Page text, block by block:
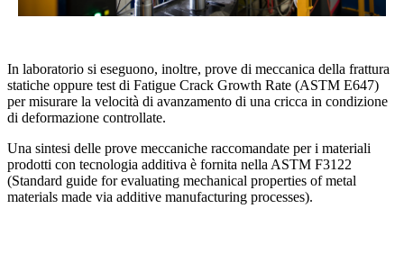
In laboratorio si eseguono, inoltre, prove di meccanica della frattura
statiche oppure test di Fatigue Crack Growth Rate (ASTM E647)
per misurare la velocità di avanzamento di una cricca in condizione
di deformazione controllate.
Una sintesi delle prove meccaniche raccomandate per i materiali
prodotti con tecnologia additiva è fornita nella ASTM F3122
(Standard guide for evaluating mechanical properties of metal
materials made via additive manufacturing processes).